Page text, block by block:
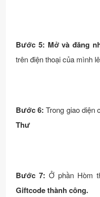
Bước 5: Mở và đăng
trên điện thoại của mình
Bước 6:Trong giao diện
Thư
Bước 7: Ở phần Hòm
Giftcode thành công.